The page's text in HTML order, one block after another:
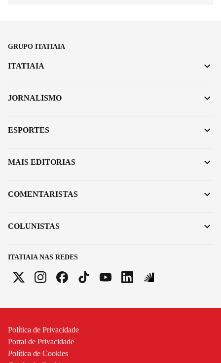
GRUPO ITATIAIA
ITATIAIA NAS REDES
ITATIAIA
JORNALISMO
ESPORTES
MAIS EDITORIAS
COMENTARISTAS
COLUNISTAS
Política de Privacidade
Portal de Privacidade
Política de Cookies